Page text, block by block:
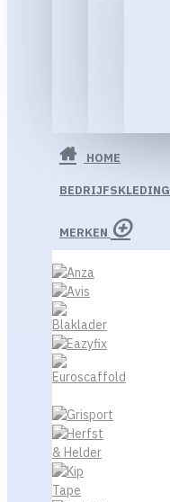
HOME
BEDRIJFSKLEDING
MERKEN